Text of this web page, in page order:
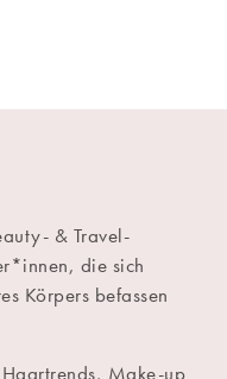
& Travel-
die sich
Körpers befassen
Make-up